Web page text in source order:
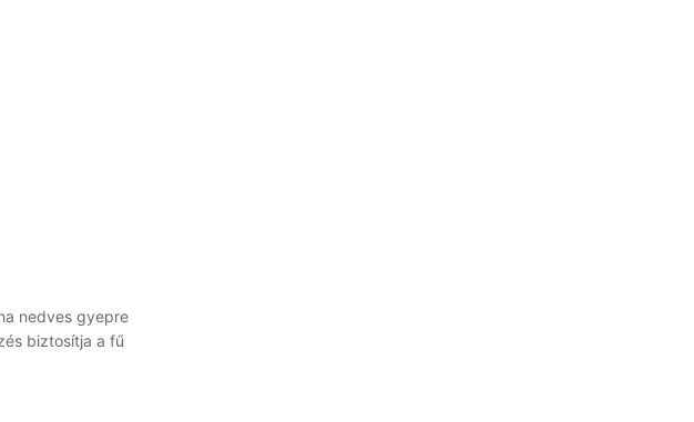
nedves gyepre
biztosítja a fű